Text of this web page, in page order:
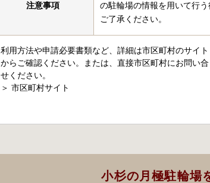
注意事項
の駐輪場の情報を用いて行
ご了承ください。
利用方法や申請必要書類など、詳細は市区町村のサイト
からご確認ください。または、直接市区町村にお問い合
せください。
＞ 市区町村サイト
小杉の月極駐輪場